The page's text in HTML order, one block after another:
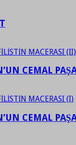
CEMAL
CEMAL